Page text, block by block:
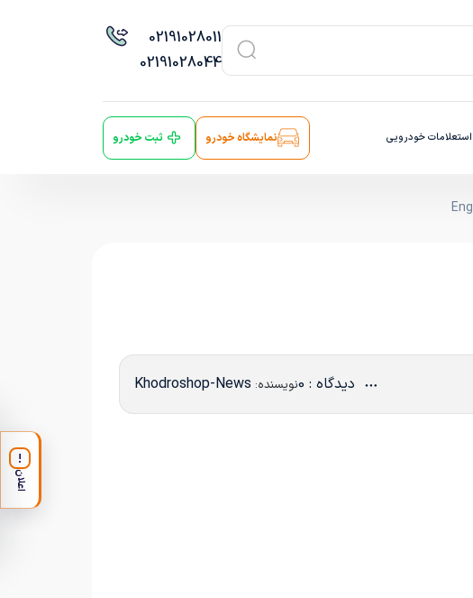
02191028011
02191028044
استعلامات خودرویی نمایشگاه خودرو ثبت خودرو
دیدگاه : 0 نویسنده: Khodroshop-News
!
اعلان